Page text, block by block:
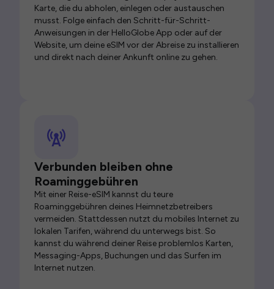
Karte, die du abholen, einlegen oder austauschen
musst. Folge einfach den Schritt-für-Schritt-
Anweisungen in der HelloGlobe App oder auf der
Website, um deine eSIM vor der Abreise zu installieren
und direkt nach deiner Ankunft online zu gehen.
Verbunden bleiben ohne
Roaminggebühren
Mit einer Reise-eSIM kannst du teure
Roaminggebühren deines Heimnetzbetreibers
vermeiden. Stattdessen nutzt du mobiles Internet zu
lokalen Tarifen, während du unterwegs bist. So
kannst du während deiner Reise problemlos Karten,
Messaging-Apps, Buchungen und das Surfen im
Internet nutzen.